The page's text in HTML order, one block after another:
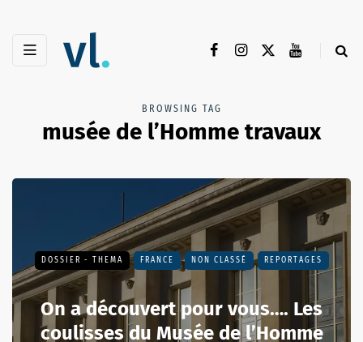
BROWSING TAG
musée de l’Homme travaux
DOSSIER - THEMA FRANCE NON CLASSÉ REPORTAGES
On a découvert pour vous…. Les
coulisses du Musée de l’Homme